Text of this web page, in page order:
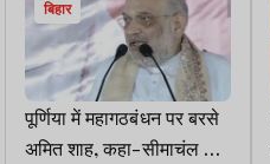
बिहार
पूर्णिया में महागठबंधन पर बरसे
अमित शाह, कहा-सीमाचंल से